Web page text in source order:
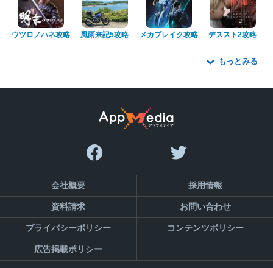
ウツロノハネ攻略 風雨来記5攻略 メカブレイク攻略 デススト2攻略
もっとみる
会社概要 採用情報
資料請求 お問い合わせ
プライバシーポリシー コンテンツポリシー
広告掲載ポリシー